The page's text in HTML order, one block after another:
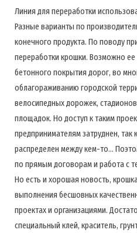
Линия для переработки
Разные варианты по
конечного продукта. По поводу
переработки крошки. Возможно
бетонного покрытия дорог, во
облагораживанию городской
велосипедных дорожек,
площадок. Но доступ к таким
предпринимателям затруднен, так
распределен между кем-то...
по прямым договорам и работа с
Но есть и хорошая новость,
выполнения бесшовных
проектах и организациями.
специальный клей, краситель,